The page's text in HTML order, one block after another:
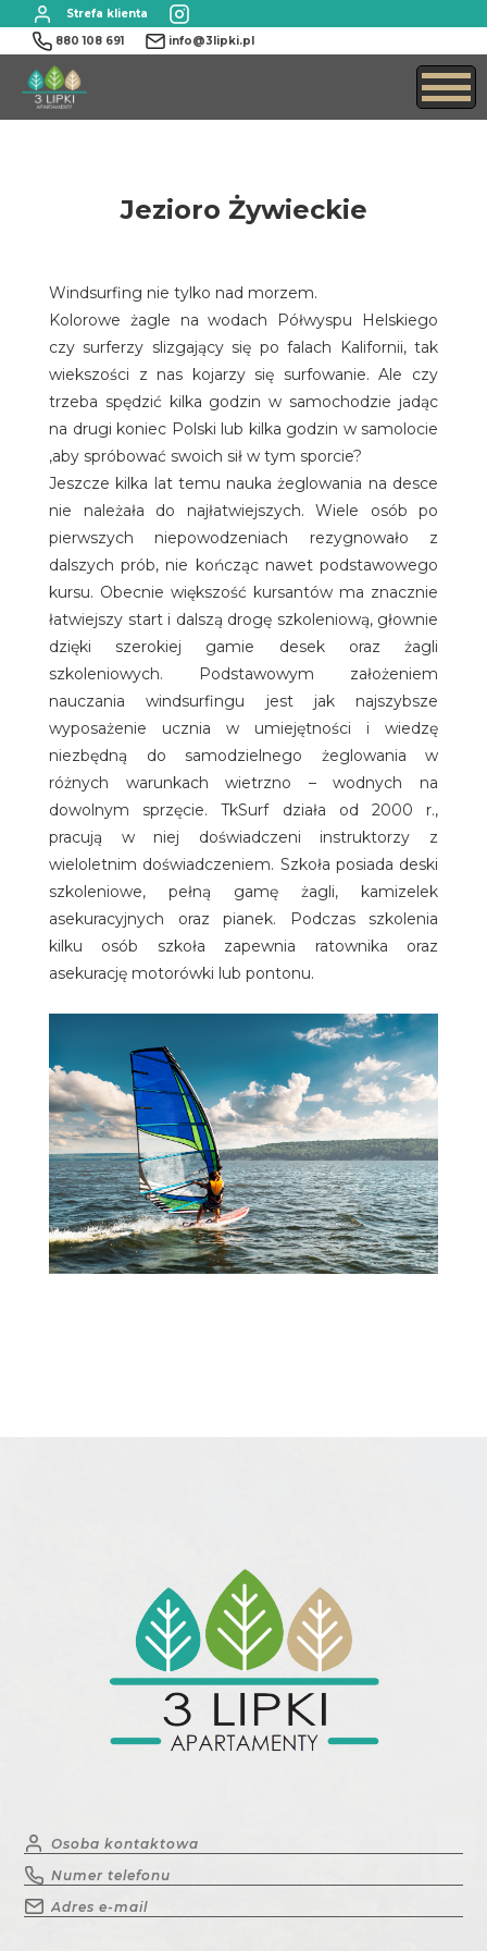
Strefa klienta
880 108 691
info@3lipki.pl
Jezioro Żywieckie
Windsurfing nie tylko nad morzem.
Kolorowe żagle na wodach Półwyspu Helskiego
czy surferzy slizgający się po falach Kalifornii, tak
wiekszości z nas kojarzy się surfowanie. Ale czy
trzeba spędzić kilka godzin w samochodzie jadąc
na drugi koniec Polski lub kilka godzin w samolocie
,aby spróbować swoich sił w tym sporcie?
Jeszcze kilka lat temu nauka żeglowania na desce
nie należała do najłatwiejszych. Wiele osób po
pierwszych niepowodzeniach rezygnowało z
dalszych prób, nie kończąc nawet podstawowego
kursu. Obecnie większość kursantów ma znacznie
łatwiejszy start i dalszą drogę szkoleniową, głownie
dzięki szerokiej gamie desek oraz żagli
szkoleniowych. Podstawowym założeniem
nauczania windsurfingu jest jak najszybsze
wyposażenie ucznia w umiejętności i wiedzę
niezbędną do samodzielnego żeglowania w
różnych warunkach wietrzno – wodnych na
dowolnym sprzęcie. TkSurf działa od 2000 r.,
pracują w niej doświadczeni instruktorzy z
wieloletnim doświadczeniem. Szkoła posiada deski
szkoleniowe, pełną gamę żagli, kamizelek
asekuracyjnych oraz pianek. Podczas szkolenia
kilku osób szkoła zapewnia ratownika oraz
asekurację motorówki lub pontonu.